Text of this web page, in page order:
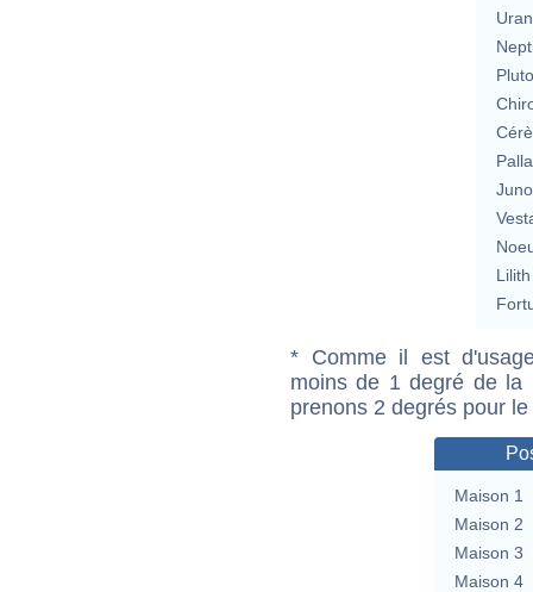
Lilith
* Comme il est
moins de 1 degré de la
prenons 2 degrés pour
Maison 1
Maison 2
Maison 3
Maison 4